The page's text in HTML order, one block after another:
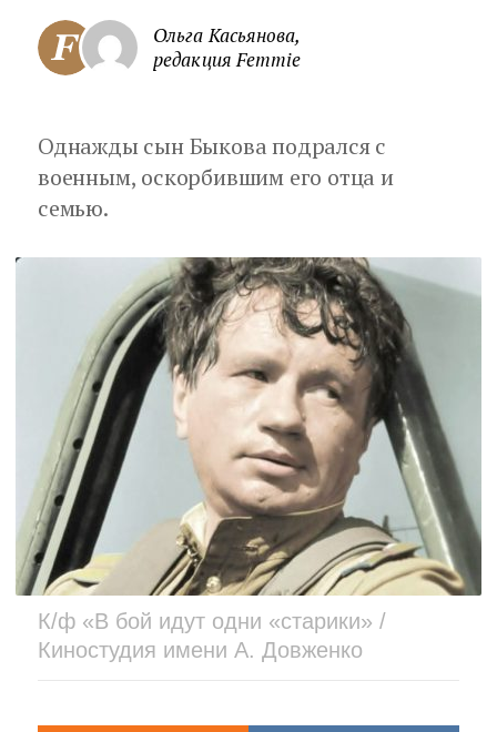
Ольга Касьянова,
редакция Femmie
Однажды сын Быкова подрался с
военным, оскорбившим его отца и
семью.
К/ф «В бой идут одни «старики» /
Киностудия имени А. Довженко